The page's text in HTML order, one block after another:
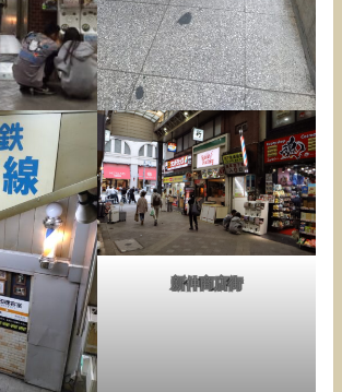
新仲商店街